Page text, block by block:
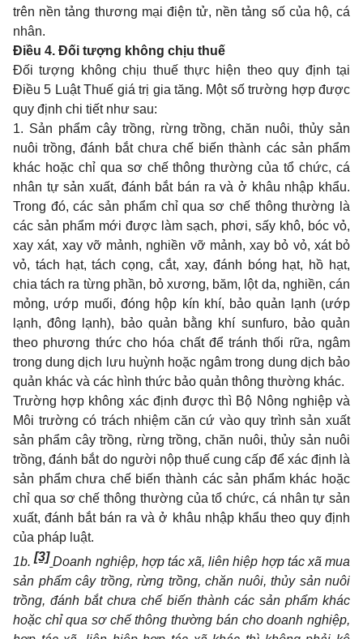
trên nền tảng thương mại điện tử, nền tảng số của hộ, cá
nhân.
Điều 4. Đối tượng không chịu thuế
Đối tượng không chịu thuế thực hiện theo quy định tại
Điều 5 Luật Thuế giá trị gia tăng. Một số trường hợp được
quy định chi tiết như sau:
1. Sản phẩm cây trồng, rừng trồng, chăn nuôi, thủy sản
nuôi trồng, đánh bắt chưa chế biến thành các sản phẩm
khác hoặc chỉ qua sơ chế thông thường của tổ chức, cá
nhân tự sản xuất, đánh bắt bán ra và ở khâu nhập khẩu.
Trong đó, các sản phẩm chỉ qua sơ chế thông thường là
các sản phẩm mới được làm sạch, phơi, sấy khô, bóc vỏ,
xay xát, xay vỡ mảnh, nghiền vỡ mảnh, xay bỏ vỏ, xát bỏ
vỏ, tách hạt, tách cọng, cắt, xay, đánh bóng hạt, hồ hạt,
chia tách ra từng phần, bỏ xương, băm, lột da, nghiền, cán
mỏng, ướp muối, đóng hộp kín khí, bảo quản lạnh (ướp
lạnh, đông lạnh), bảo quản bằng khí sunfuro, bảo quản
theo phương thức cho hóa chất để tránh thối rữa, ngâm
trong dung dịch lưu huỳnh hoặc ngâm trong dung dịch bảo
quản khác và các hình thức bảo quản thông thường khác.
Trường hợp không xác định được thì Bộ Nông nghiệp và
Môi trường có trách nhiệm căn cứ vào quy trình sản xuất
sản phẩm cây trồng, rừng trồng, chăn nuôi, thủy sản nuôi
trồng, đánh bắt do người nộp thuế cung cấp để xác định là
sản phẩm chưa chế biến thành các sản phẩm khác hoặc
chỉ qua sơ chế thông thường của tổ chức, cá nhân tự sản
xuất, đánh bắt bán ra và ở khâu nhập khẩu theo quy định
của pháp luật.
1b. [3] Doanh nghiệp, hợp tác xã, liên hiệp hợp tác xã mua
sản phẩm cây trồng, rừng trồng, chăn nuôi, thủy sản nuôi
trồng, đánh bắt chưa chế biến thành các sản phẩm khác
hoặc chỉ qua sơ chế thông thường bán cho doanh nghiệp,